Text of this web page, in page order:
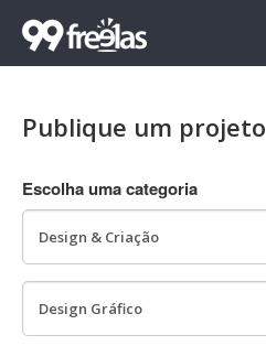
Publique um projeto
Escolha uma categoria